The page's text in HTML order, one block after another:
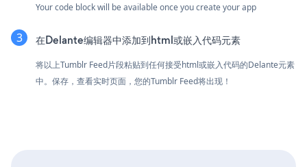
Your code block will be available once you create your app
在Delante编辑器中添加到html或嵌入代码元素
将以上Tumblr Feed片段粘贴到任何接受html或嵌入代码的Delante元素
中。保存，查看实时页面，您的Tumblr Feed将出现！